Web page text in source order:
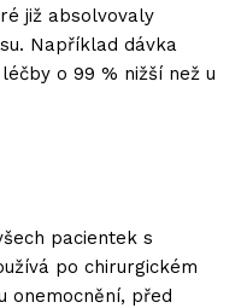
již absolvovaly
Například dávka
o 99 % nižší než u
pacientek s
po chirurgickém
onemocnění, před